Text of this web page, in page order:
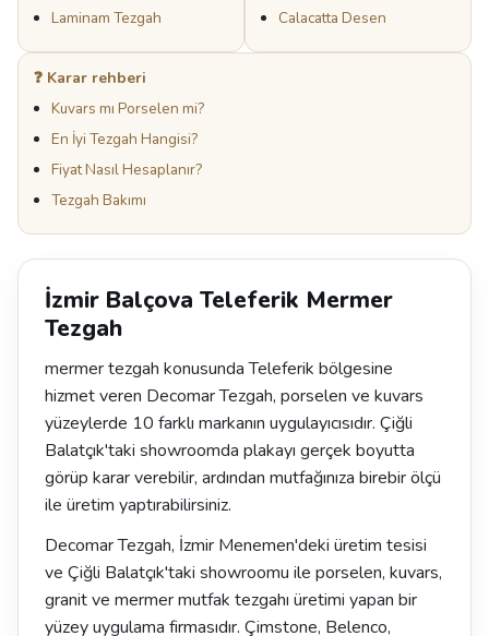
Laminam Tezgah
Calacatta Desen
❓ Karar rehberi
Kuvars mı Porselen mi?
En İyi Tezgah Hangisi?
Fiyat Nasıl Hesaplanır?
Tezgah Bakımı
İzmir Balçova Teleferik Mermer
Tezgah
mermer tezgah konusunda Teleferik bölgesine
hizmet veren Decomar Tezgah, porselen ve kuvars
yüzeylerde 10 farklı markanın uygulayıcısıdır. Çiğli
Balatçık'taki showroomda plakayı gerçek boyutta
görüp karar verebilir, ardından mutfağınıza birebir ölçü
ile üretim yaptırabilirsiniz.
Decomar Tezgah, İzmir Menemen'deki üretim tesisi
ve Çiğli Balatçık'taki showroomu ile porselen, kuvars,
granit ve mermer mutfak tezgahı üretimi yapan bir
yüzey uygulama firmasıdır. Çimstone, Belenco,